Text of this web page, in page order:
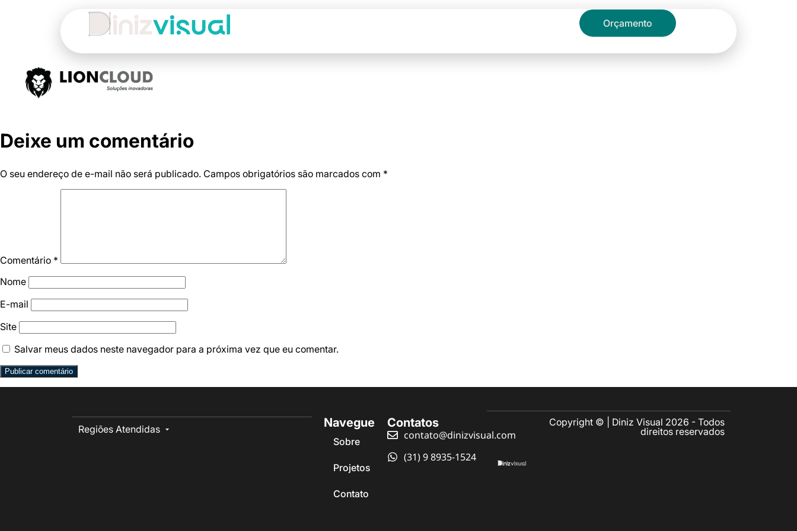
Orçamento
Deixe um comentário
O seu endereço de e-mail não será publicado. Campos obrigatórios são marcados com *
Comentário *
Nome
E-mail
Site
Salvar meus dados neste navegador para a próxima vez que eu comentar.
Regiões Atendidas Navegue
Sobre
Projetos
Contato
Contatos
contato@dinizvisual.com
(31) 9 8935-1524
Copyright © | Diniz Visual 2026 - Todos
direitos reservados